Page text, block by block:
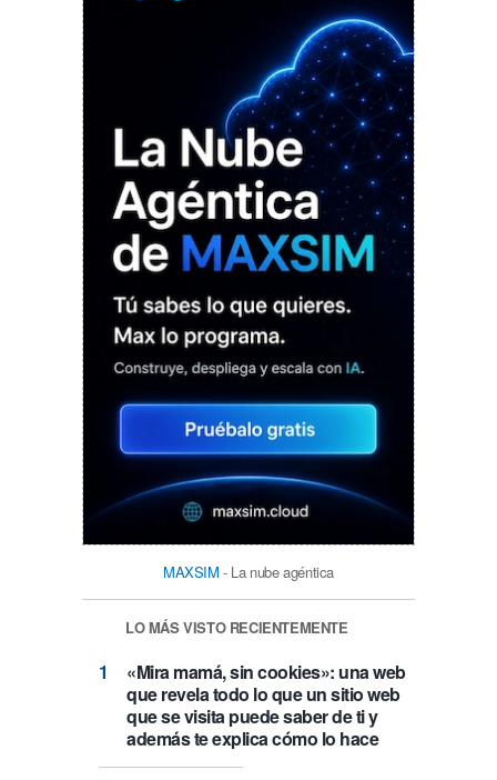
MAXSIM - La nube agéntica
LO MÁS VISTO RECIENTEMENTE
«Mira mamá, sin cookies»: una web
que revela todo lo que un sitio web
que se visita puede saber de ti y
además te explica cómo lo hace